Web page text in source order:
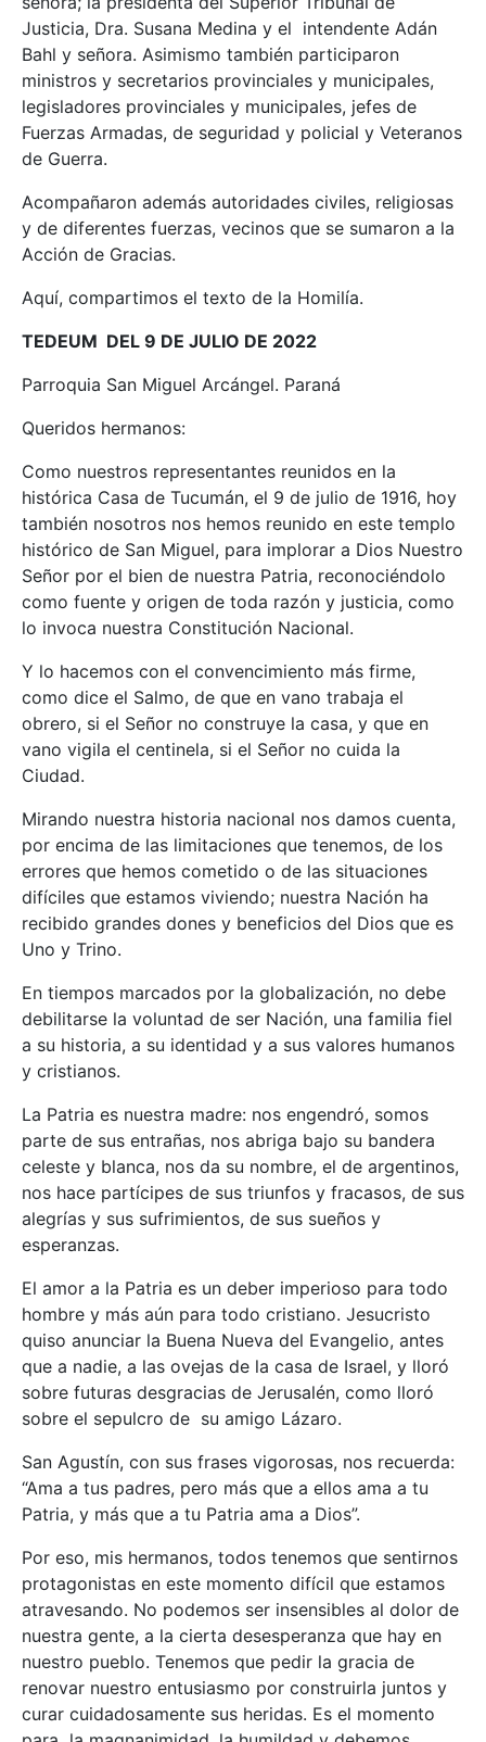
Justicia, Dra. Susana Medina y el intendente Adán
Bahl y señora. Asimismo también participaron
ministros y secretarios provinciales y municipales,
legisladores provinciales y municipales, jefes de
Fuerzas Armadas, de seguridad y policial y Veteranos
de Guerra.
Acompañaron además autoridades civiles, religiosas
y de diferentes fuerzas, vecinos que se sumaron a la
Acción de Gracias.
Aquí, compartimos el texto de la Homilía.
TEDEUM DEL 9 DE JULIO DE 2022
Parroquia San Miguel Arcángel. Paraná
Queridos hermanos:
Como nuestros representantes reunidos en la
histórica Casa de Tucumán, el 9 de julio de 1916, hoy
también nosotros nos hemos reunido en este templo
histórico de San Miguel, para implorar a Dios Nuestro
Señor por el bien de nuestra Patria, reconociéndolo
como fuente y origen de toda razón y justicia, como
lo invoca nuestra Constitución Nacional.
Y lo hacemos con el convencimiento más firme,
como dice el Salmo, de que en vano trabaja el
obrero, si el Señor no construye la casa, y que en
vano vigila el centinela, si el Señor no cuida la
Ciudad.
Mirando nuestra historia nacional nos damos cuenta,
por encima de las limitaciones que tenemos, de los
errores que hemos cometido o de las situaciones
difíciles que estamos viviendo; nuestra Nación ha
recibido grandes dones y beneficios del Dios que es
Uno y Trino.
En tiempos marcados por la globalización, no debe
debilitarse la voluntad de ser Nación, una familia fiel
a su historia, a su identidad y a sus valores humanos
y cristianos.
La Patria es nuestra madre: nos engendró, somos
parte de sus entrañas, nos abriga bajo su bandera
celeste y blanca, nos da su nombre, el de argentinos,
nos hace partícipes de sus triunfos y fracasos, de sus
alegrías y sus sufrimientos, de sus sueños y
esperanzas.
El amor a la Patria es un deber imperioso para todo
hombre y más aún para todo cristiano. Jesucristo
quiso anunciar la Buena Nueva del Evangelio, antes
que a nadie, a las ovejas de la casa de Israel, y lloró
sobre futuras desgracias de Jerusalén, como lloró
sobre el sepulcro de su amigo Lázaro.
San Agustín, con sus frases vigorosas, nos recuerda:
“Ama a tus padres, pero más que a ellos ama a tu
Patria, y más que a tu Patria ama a Dios”.
Por eso, mis hermanos, todos tenemos que sentirnos
protagonistas en este momento difícil que estamos
atravesando. No podemos ser insensibles al dolor de
nuestra gente, a la cierta desesperanza que hay en
nuestro pueblo. Tenemos que pedir la gracia de
renovar nuestro entusiasmo por construirla juntos y
curar cuidadosamente sus heridas. Es el momento